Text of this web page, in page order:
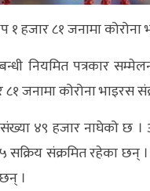
१ हजार ८१ जनामा
नियमित पत्रकार
८१ जनामा कोरोना
४९ हजार नाघेको छ
सक्रिय संक्रमित रहेका
।